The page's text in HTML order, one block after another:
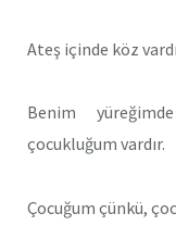
Ateş içinde köz
Benim
çocukluğum vardır.
Çocuğum çünkü,